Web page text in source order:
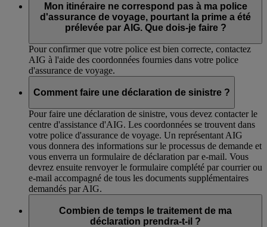
Mon itinéraire ne correspond pas à ma police
d'assurance de voyage, pourtant la prime a été
prélevée par AIG. Que dois-je faire ?
Pour confirmer que votre police est bien correcte, contactez
AIG à l'aide des coordonnées fournies dans votre police
d'assurance de voyage.
Comment faire une déclaration de sinistre ?
Pour faire une déclaration de sinistre, vous devez contacter le
centre d'assistance d'AIG. Les coordonnées se trouvent dans
votre police d'assurance de voyage. Un représentant AIG
vous donnera des informations sur le processus de demande et
vous enverra un formulaire de déclaration par e-mail. Vous
devrez ensuite renvoyer le formulaire complété par courrier ou
e-mail accompagné de tous les documents supplémentaires
demandés par AIG.
Combien de temps le traitement de ma
déclaration prendra-t-il ?